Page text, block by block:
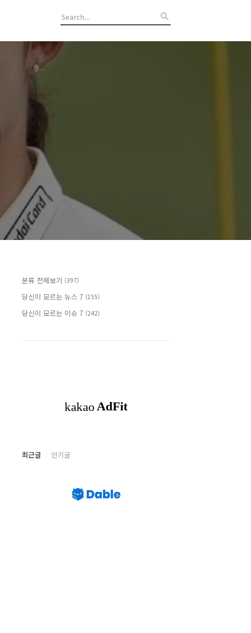
분류 전체보기 (397)
당신이 모르는 뉴스 7 (155)
당신이 모르는 이슈 7 (242)
최
최근글 인기글